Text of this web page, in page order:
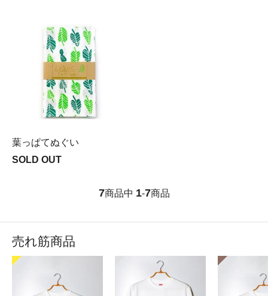
葉っぱてぬぐい
SOLD OUT
7商品中 1-7商品
売れ筋商品